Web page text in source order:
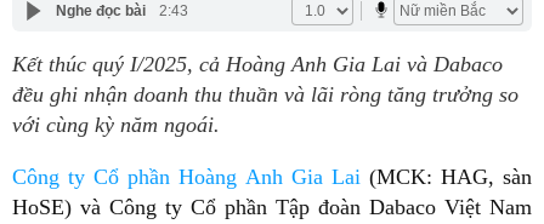
Nghe đọc bài 2:43
Kết thúc quý I/2025, cả Hoàng Anh Gia Lai và Dabaco
đều ghi nhận doanh thu thuần và lãi ròng tăng trưởng so
với cùng kỳ năm ngoái.
Công ty Cổ phần Hoàng Anh Gia Lai(MCK: HAG, sàn
HoSE) và Công ty Cổ phần Tập đoàn Dabaco Việt Nam